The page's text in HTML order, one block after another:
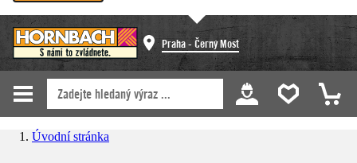
Praha - Černý Most
Úvodní stránka